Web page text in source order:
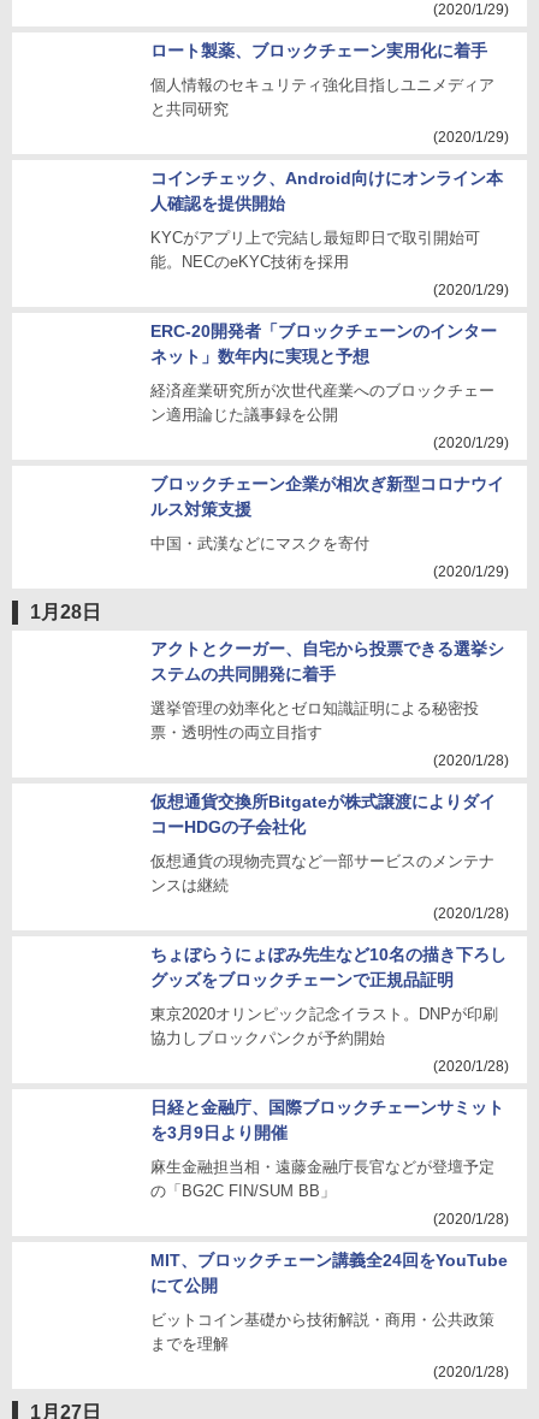
(2020/1/29)
ロート製薬、ブロックチェーン実用化に着手
個人情報のセキュリティ強化目指しユニメディア
と共同研究
(2020/1/29)
コインチェック、Android向けにオンライン本
人確認を提供開始
KYCがアプリ上で完結し最短即日で取引開始可
能。NECのeKYC技術を採用
(2020/1/29)
ERC-20開発者「ブロックチェーンのインター
ネット」数年内に実現と予想
経済産業研究所が次世代産業へのブロックチェー
ン適用論じた議事録を公開
(2020/1/29)
ブロックチェーン企業が相次ぎ新型コロナウイ
ルス対策支援
中国・武漢などにマスクを寄付
(2020/1/29)
1月28日
アクトとクーガー、自宅から投票できる選挙シ
ステムの共同開発に着手
選挙管理の効率化とゼロ知識証明による秘密投
票・透明性の両立目指す
(2020/1/28)
仮想通貨交換所Bitgateが株式譲渡によりダイ
コーHDGの子会社化
仮想通貨の現物売買など一部サービスのメンテナ
ンスは継続
(2020/1/28)
ちょぼらうにょぽみ先生など10名の描き下ろし
グッズをブロックチェーンで正規品証明
東京2020オリンピック記念イラスト。DNPが印刷
協力しブロックパンクが予約開始
(2020/1/28)
日経と金融庁、国際ブロックチェーンサミット
を3月9日より開催
麻生金融担当相・遠藤金融庁長官などが登壇予定
の「BG2C FIN/SUM BB」
(2020/1/28)
MIT、ブロックチェーン講義全24回をYouTube
にて公開
ビットコイン基礎から技術解説・商用・公共政策
までを理解
(2020/1/28)
1月27日